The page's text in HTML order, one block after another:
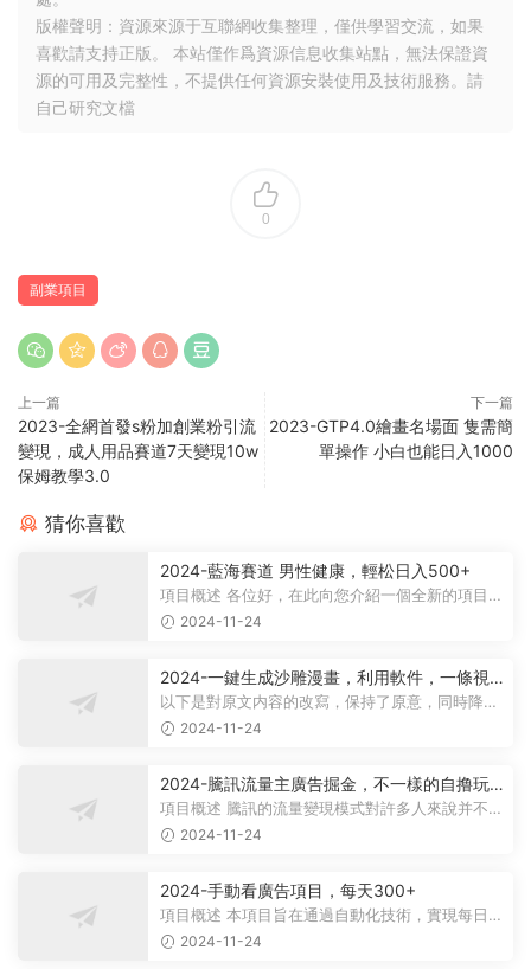
版權聲明：資源來源于互聯網收集整理，僅供學習交流，如果
喜歡請支持正版。 本站僅作爲資源信息收集站點，無法保證資
源的可用及完整性，不提供任何資源安裝使用及技術服務。請
自己研究文檔
0
副業項目
上一篇
2023-全網首發s粉加創業粉引流
變現，成人用品賽道7天變現10w
保姆教學3.0
下一篇
2023-GTP4.0繪畫名場面 隻需簡
單操作 小白也能日入1000
猜你喜歡
2024-藍海賽道 男性健康，輕松日入500+
項目概述 各位好，在此向您介紹一個全新的項目，
它聚焦于男性健康領域。衆所周知...
2024-11-24
2024-一鍵生成沙雕漫畫，利用軟件，一條視
頻播放12W+，單日變現1000+
以下是對原文内容的改寫，保持了原意，同時降低
2024-11-24
2024-騰訊流量主廣告掘金，不一樣的自撸玩
法，日賺500-1000+，無設備要求
項目概述 騰訊的流量變現模式對許多人來說并不陌
生，大多數人對其盈利方式有所了...
2024-11-24
2024-手動看廣告項目，每天300+
項目概述 本項目旨在通過自動化技術，實現每日觀
2024-11-24